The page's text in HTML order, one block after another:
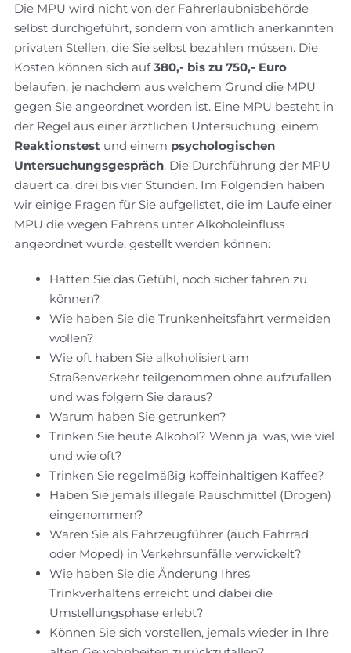
Die MPU wird nicht von der Fahrerlaubnisbehörde
selbst durchgeführt, sondern von amtlich anerkannten
privaten Stellen, die Sie selbst bezahlen müssen. Die
Kosten können sich auf380,- bis zu 750,- Euro
belaufen, je nachdem aus welchem Grund die MPU
gegen Sie angeordnet worden ist. Eine MPU besteht in
der Regel aus einer ärztlichen Untersuchung, einem
Reaktionstest und einem psychologischen
Untersuchungsgespräch. Die Durchführung der MPU
dauert ca. drei bis vier Stunden. Im Folgenden haben
wir einige Fragen für Sie aufgelistet, die im Laufe einer
MPU die wegen Fahrens unter Alkoholeinfluss
angeordnet wurde, gestellt werden können:
Hatten Sie das Gefühl, noch sicher fahren zu
können?
Wie haben Sie die Trunkenheitsfahrt vermeiden
wollen?
Wie oft haben Sie alkoholisiert am
Straßenverkehr teilgenommen ohne aufzufallen
und was folgern Sie daraus?
Warum haben Sie getrunken?
Trinken Sie heute Alkohol? Wenn ja, was, wie viel
und wie oft?
Trinken Sie regelmäßig koffeinhaltigen Kaffee?
Haben Sie jemals illegale Rauschmittel (Drogen)
eingenommen?
Waren Sie als Fahrzeugführer (auch Fahrrad
oder Moped) in Verkehrsunfälle verwickelt?
Wie haben Sie die Änderung Ihres
Trinkverhaltens erreicht und dabei die
Umstellungsphase erlebt?
Können Sie sich vorstellen, jemals wieder in Ihre